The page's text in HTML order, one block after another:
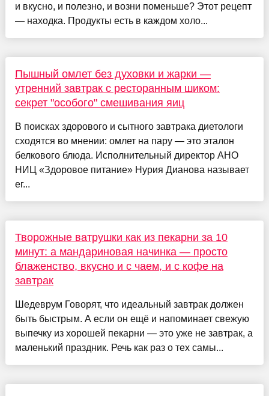
и вкусно, и полезно, и возни поменьше? Этот рецепт
— находка. Продукты есть в каждом холо...
Пышный омлет без духовки и жарки —
утренний завтрак с ресторанным шиком:
секрет "особого" смешивания яиц
В поисках здорового и сытного завтрака диетологи
сходятся во мнении: омлет на пару — это эталон
белкового блюда. Исполнительный директор АНО
НИЦ «Здоровое питание» Нурия Дианова называет
ег...
Творожные ватрушки как из пекарни за 10
минут: а мандариновая начинка — просто
блаженство, вкусно и с чаем, и с кофе на
завтрак
Шедеврум Говорят, что идеальный завтрак должен
быть быстрым. А если он ещё и напоминает свежую
выпечку из хорошей пекарни — это уже не завтрак, а
маленький праздник. Речь как раз о тех самы...